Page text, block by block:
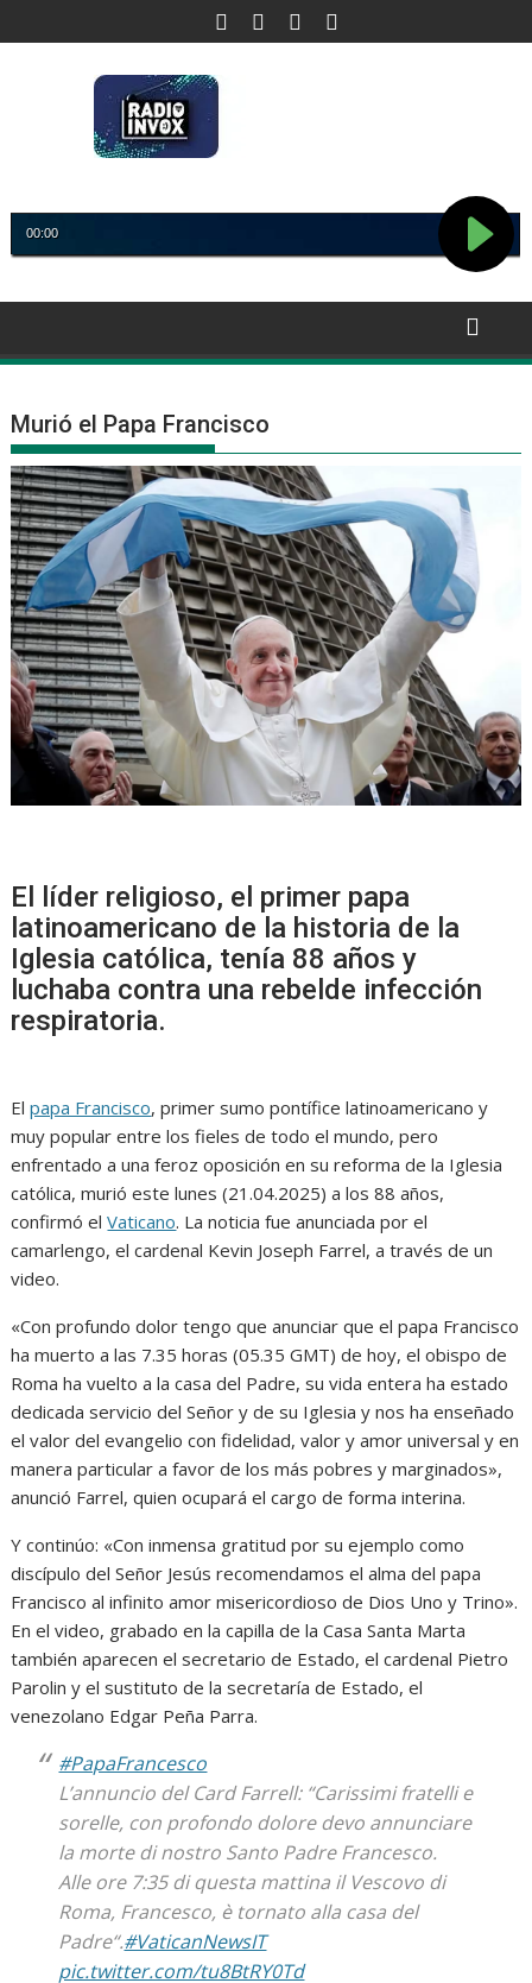
al
Murió el Papa Francisco
El líder religioso, el primer papa
latinoamericano de la historia de la
Iglesia católica, tenía 88 años y
luchaba contra una rebelde infección
respiratoria.
Elpapa Francisco, primer sumo pontífice latinoamericano y
muy popular entre los fieles de todo el mundo, pero
enfrentado a una feroz oposición en su reforma de la Iglesia
católica, murió este lunes (21.04.2025) a los 88 años,
confirmó elVaticano. La noticia fue anunciada por el
camarlengo, el cardenal Kevin Joseph Farrel, a través de un
video.
«Con profundo dolor tengo que anunciar que el papa Francisco
ha muerto a las 7.35 horas (05.35 GMT) de hoy, el obispo de
Roma ha vuelto a la casa del Padre, su vida entera ha estado
dedicada servicio del Señor y de su Iglesia y nos ha enseñado
el valor del evangelio con fidelidad, valor y amor universal y en
manera particular a favor de los más pobres y marginados»,
anunció Farrel, quien ocupará el cargo de forma interina.
Y continúo: «Con inmensa gratitud por su ejemplo como
discípulo del Señor Jesús recomendamos el alma del papa
Francisco al infinito amor misericordioso de Dios Uno y Trino».
En el video, grabado en la capilla de la Casa Santa Marta
también aparecen el secretario de Estado, el cardenal Pietro
Parolin y el sustituto de la secretaría de Estado, el
venezolano Edgar Peña Parra.
#PapaFrancesco
L’annuncio del Card Farrell: “Carissimi fratelli e
sorelle, con profondo dolore devo annunciare
la morte di nostro Santo Padre Francesco.
Alle ore 7:35 di questa mattina il Vescovo di
Roma, Francesco, è tornato alla casa del
Padre“.#VaticanNewsIT
pic.twitter.com/tu8BtRY0Td